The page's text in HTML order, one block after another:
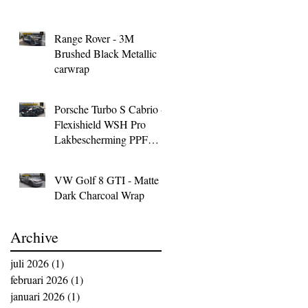
Range Rover - 3M
Brushed Black Metallic
carwrap
Porsche Turbo S Cabrio -
Flexishield WSH Pro
Lakbescherming PPF
VW Golf 8 GTI - Matte
Dark Charcoal Wrap
Archive
juli 2026(1)
februari 2026(1)
januari 2026(1)